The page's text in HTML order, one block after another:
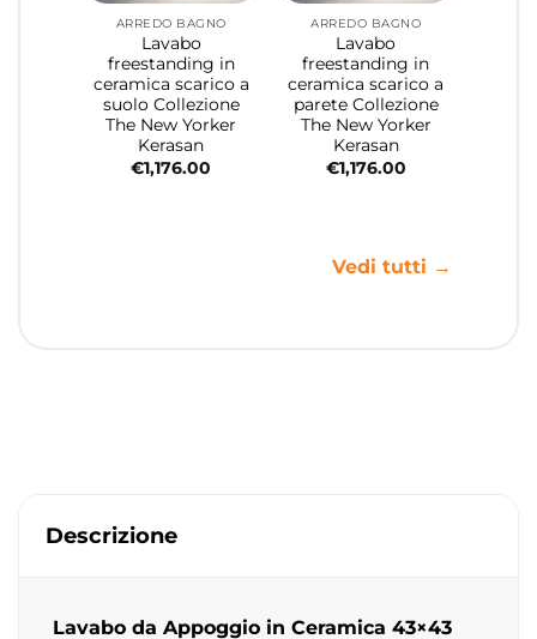
ARREDO BAGNO
Lavabo
freestanding in
ceramica scarico a
suolo Collezione
The New Yorker
Kerasan
€1,176.00
ARREDO BAGNO
Lavabo
freestanding in
ceramica scarico a
parete Collezione
The New Yorker
Kerasan
€1,176.00
Vedi tutti →
Descrizione
Lavabo da Appoggio in Ceramica 43×43